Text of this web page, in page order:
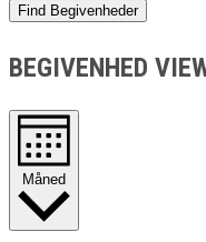
Find Begivenheder
BEGIVENHED
Måned